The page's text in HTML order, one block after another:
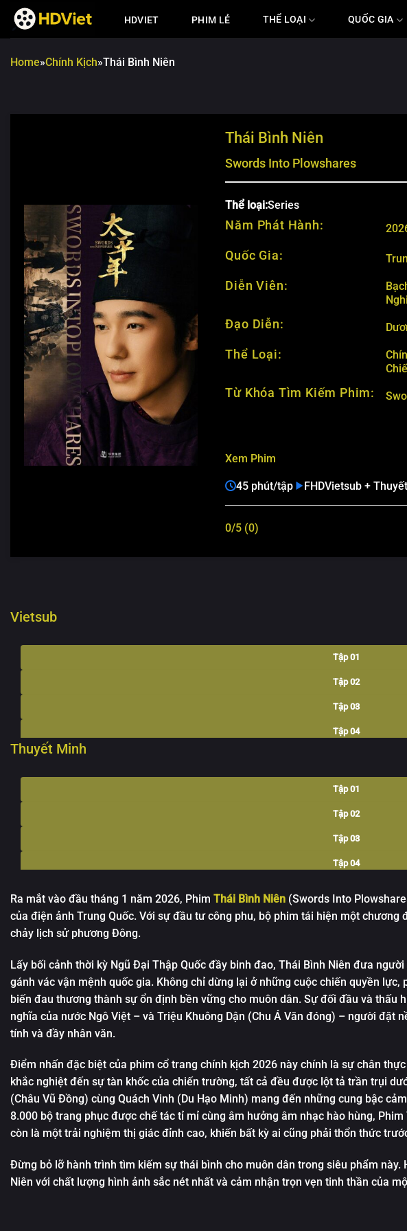
Chuyển
đến
nội
dung
HDVIET PHIM LẺ THỂ LOẠI QUỐC GIA
Home»Chính Kịch»Thái Bình Niên
Thái Bình Niên
Swords Into Plowshares
Thể loại:Series
Năm Phát Hành:
Quốc Gia:
Diễn Viên:
Đạo Diễn:
Thể Loại:
Từ Khóa Tìm Kiếm Phim:
Xem Phim
45 phút/tập FHDVietsub +
0/5 (0)
Vietsub
Tập 01
Tập 02
Tập 03
Tập 04
Tập 11
Tập 14
Tập 15
Tập 18
Tập 19
Tập 20
Tập 22
Thuyết Minh
Tập 01
Tập 02
Tập 03
Tập 04
Tập 06
Tập 08
Tập 09
Tập 10
Tập 12
Tập 13
Tập 14
Tập 15
Tập 16
Tập 17
Ra mắt vào đầu tháng 1 năm 2026, Phim Thái Bình Niên (Swords Into
của điện ảnh Trung Quốc. Với sự đầu tư công phu, bộ phim tái hiện một
chảy lịch sử phương Đông.
Lấy bối cảnh thời kỳ Ngũ Đại Thập Quốc đầy binh đao, Thái Bình Niên đưa người
gánh vác vận mệnh quốc gia. Không chỉ dừng lại ở những cuộc chiến quyền
biến đau thương thành sự ổn định bền vững cho muôn dân. Sự đối đầu và thấu
nghĩa của nước Ngô Việt – và Triệu Khuông Dận (Chu Á Văn đóng) – người đặt
tính và đầy nhân văn.
Điểm nhấn đặc biệt của phim cổ trang chính kịch 2026 này chính là sự chân
khắc nghiệt đến sự tàn khốc của chiến trường, tất cả đều được lột tả trần trụi
(Châu Vũ Đồng) cùng Quách Vinh (Du Hạo Minh) mang đến những cung bậc
8.000 bộ trang phục được chế tác tỉ mỉ cùng âm hưởng âm nhạc hào hùng,
còn là một trải nghiệm thị giác đỉnh cao, khiến bất kỳ ai cũng phải thổn thức
Đừng bỏ lỡ hành trình tìm kiếm sự thái bình cho muôn dân trong siêu phẩm này.
Niên với chất lượng hình ảnh sắc nét nhất và cảm nhận trọn vẹn tinh thần của